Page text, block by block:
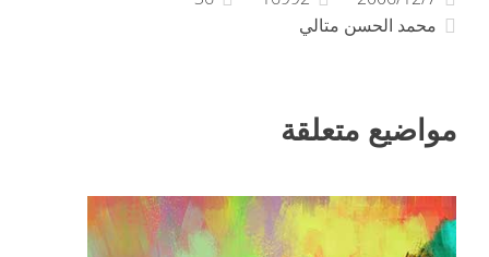
محمد الحسن متالي
مواضيع متعلقة